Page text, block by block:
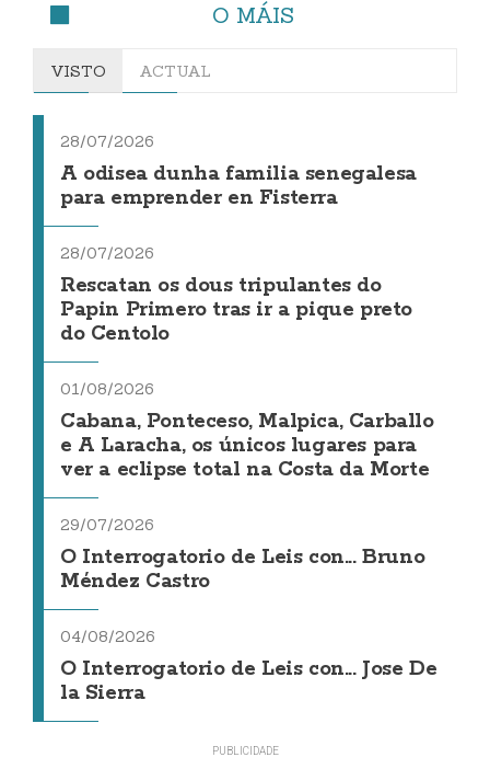
O MÁIS
VISTO ACTUAL
28/07/2026
A odisea dunha familia senegalesa
para emprender en Fisterra
28/07/2026
Rescatan os dous tripulantes do
Papin Primero tras ir a pique preto
do Centolo
01/08/2026
Cabana, Ponteceso, Malpica, Carballo
e A Laracha, os únicos lugares para
ver a eclipse total na Costa da Morte
29/07/2026
O Interrogatorio de Leis con... Bruno
Méndez Castro
04/08/2026
O Interrogatorio de Leis con... Jose De
la Sierra